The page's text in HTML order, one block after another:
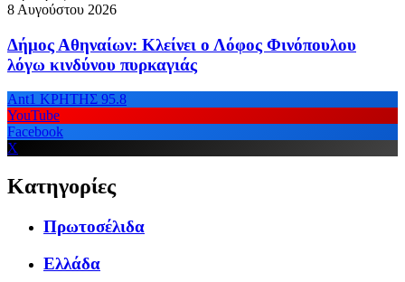
8 Αυγούστου 2026
Δήμος Αθηναίων: Κλείνει ο Λόφος Φινόπουλου
λόγω κινδύνου πυρκαγιάς
Ant1 ΚΡΗΤΗΣ 95.8
YouTube
Facebook
X
Κατηγορίες
Πρωτοσέλιδα
Ελλάδα